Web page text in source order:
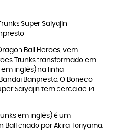
Super Saiyajin
Ball Heroes, vem
Trunks transformado em
em inglês) na linha
Banpresto. O Boneco
Saiyajin tem cerca de 14
em inglês) é um
Ball criado por Akira Toriyama.